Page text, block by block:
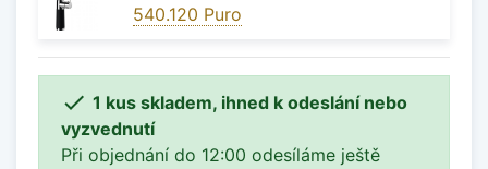
540.120 Puro
 1 kus skladem, ihned k odeslání nebo
vyzvednutí
Při objednání do 12:00 odesíláme ještě